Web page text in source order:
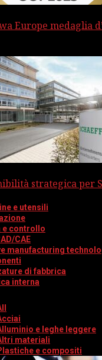
Europe medaglia
strategica per
e utensili
e controllo
CAE
manufacturing
di fabbrica
interna
e leghe leggere
materiali
e compositi